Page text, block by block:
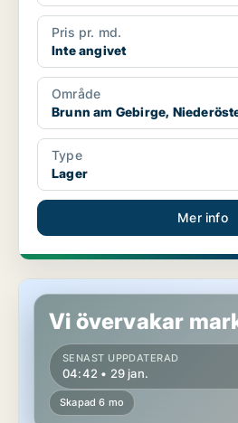
Pris pr. md.
Inte angivet
Område
Brunn am Gebirge,
Type
Lager
Mer info
Lager i Brunn am Gebirge,
Vi övervakar
SENAST UPPDATERAD
04:42 • 29 jan.
Skapad 6 mo